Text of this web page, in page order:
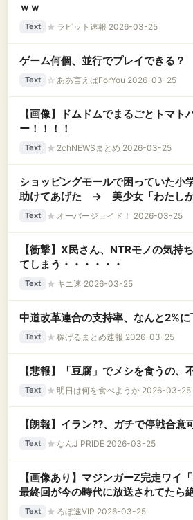
ｗｗ
Text ★ ラビット速報 2026-03-25
ゲーム何個、並行でプレイできる？
Text ☆ ああ言えばForYou 2026-03-25
【画像】ドムドムでまるごとトマト
ー！！！！
Text ★ 2chNEWSまとめ 2026-03-25
ショッピングモールで困っていた小
助けてあげた → 美少女「わたしが
して」俺「！？」 17歳差だったけ
Text ★ オーバージョイド！ 2026-03-25
【衝撃】X民さん、NTRモノの気持
てしまう・・・・・・
Text ★ キニ速 2026-03-25
中道改革連合の支持率、なんと2%に
Text ★ 稼げるまとめ速報 2026-03-25
【悲報】「豆腐」でメシを食うの、
Text ★ 明日は何を食べようか 2026-03-25
【朗報】イラン??、ガチで停戦合意
Text ★ なんJ PRIDE 2026-03-25
【画像あり】マジンガーZ完走ワイ
最終回が今の時代に放送されてたら
な…」お前ら「マジンガーZ対暗黒大
Text ★ ろぼ速VIP 2026-03-25